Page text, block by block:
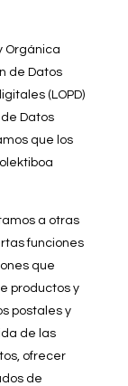
Orgánica
de Datos
(LOPD)
Datos
que los
a otras
funciones
que
productos y
postales y
de las
ofrecer
de